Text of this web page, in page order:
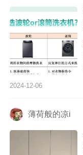
2024-12-06
薄荷般的凉i